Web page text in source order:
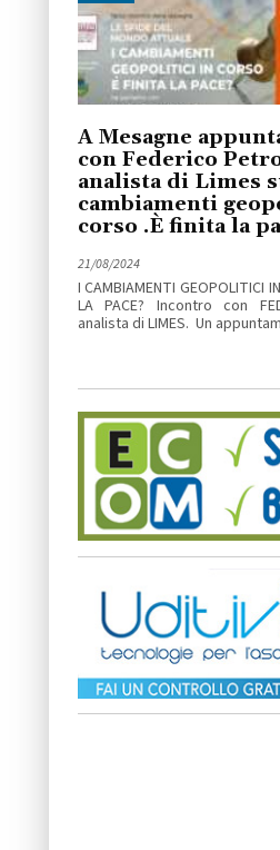
A Mesagne
con Federico
analista di Limes
cambiamenti
corso .È finita la
21/08/2024
I CAMBIAMENTI GEOPOLITICI
LA PACE? Incontro con
analista di LIMES. Un